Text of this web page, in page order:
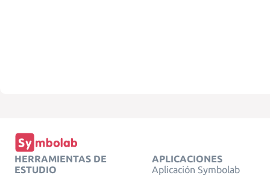
HERRAMIENTAS DE
ESTUDIO
APLICACIONES
Aplicación Symbolab